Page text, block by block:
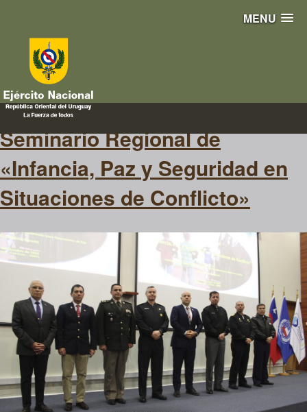
MENU
cascos
Seminario Regional de
«Infancia, Paz y Seguridad en
Situaciones de Conflicto»